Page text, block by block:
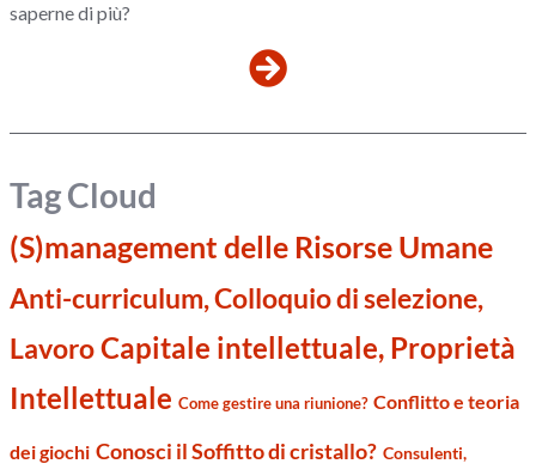
saperne di più?
Tag Cloud
(S)management delle Risorse Umane
Anti-curriculum, Colloquio di selezione,
LavoroCapitale intellettuale, Proprietà
Intellettuale Come gestire una riunione? Conflitto e teoria
dei giochi Conosci il Soffitto di cristallo? Consulenti,